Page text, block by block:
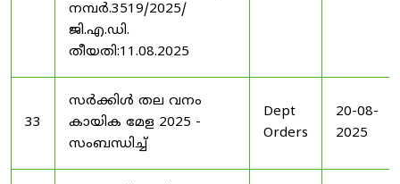
നമ്പർ.3519/2025/
ജി.എ.ഡി.
തീയതി:11.08.2025
33
സർക്കിൾ തല വനം
കായിക മേള 2025 -
സംബന്ധിച്ച്
Dept
Orders
20-08-
2025